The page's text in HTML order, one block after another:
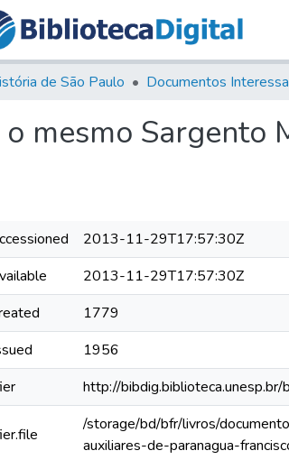
de São Paulo Documentos
o mesmo Sargento
2013-11-29T17:57:30Z
2013-11-29T17:57:30Z
1779
1956
http://
/storage/bd/bfr/livros/
auxiliares-de-paranagua-